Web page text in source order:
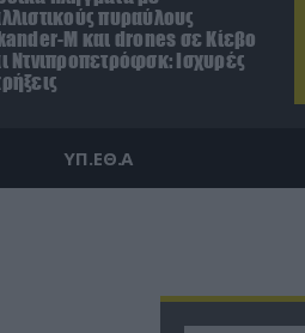
πυραύλους
M και drones σε Κίεβο
Ντνιπροπετρόφσκ: Ισχυρές
ΥΠ.ΕΘ.Α